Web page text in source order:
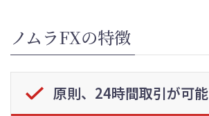
ノムラFXの特徴
原則、24時間取引が可能